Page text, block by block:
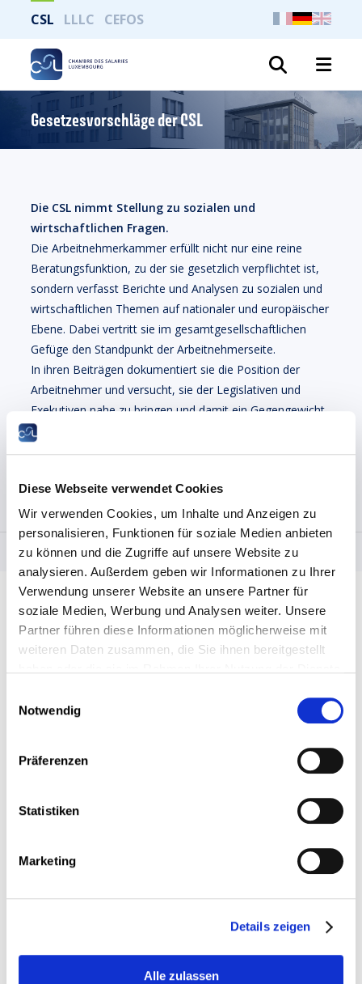
Diese Webseite verwendet Cookies
Wir verwenden Cookies, um Inhalte und Anzeigen zu
personalisieren, Funktionen für soziale Medien anbieten
zu können und die Zugriffe auf unsere Website zu
analysieren. Außerdem geben wir Informationen zu Ihrer
Verwendung unserer Website an unsere Partner für
soziale Medien, Werbung und Analysen weiter. Unsere
Partner führen diese Informationen möglicherweise mit
weiteren Daten zusammen, die Sie ihnen bereitgestellt
Notwendig
Präferenzen
Statistiken
Marketing
Details zeigen
Alle zulassen
CSL LLLC CEFOS
Gesetzesvorschläge der CSL
Die CSL nimmt Stellung zu sozialen und
wirtschaftlichen Fragen.
Die Arbeitnehmerkammer erfüllt nicht nur eine reine
Beratungsfunktion, zu der sie gesetzlich verpflichtet ist,
sondern verfasst Berichte und Analysen zu sozialen und
wirtschaftlichen Themen auf nationaler und europäischer
Ebene. Dabei vertritt sie im gesamtgesellschaftlichen
Gefüge den Standpunkt der Arbeitnehmerseite.
In ihren Beiträgen dokumentiert sie die Position der
Arbeitnehmer und versucht, sie der Legislativen und
Exekutiven nahe zu bringen und damit ein Gegengewicht
zu den Arbeitgeberpositionen zu schaffen.
Die Stellungnahmen stehen aktuell nur in französischer
Alle Jahre